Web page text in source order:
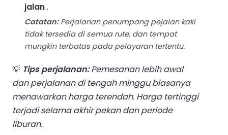
jalan.
Catatan:Perjalanan penumpang pejalan kaki
tidak tersedia di semua rute, dan tempat
mungkin terbatas pada pelayaran tertentu.
💡 Tips perjalanan:Pemesanan lebih awal
dan perjalanan di tengah minggu biasanya
menawarkan harga terendah. Harga tertinggi
terjadi selama akhir pekan dan periode
liburan.